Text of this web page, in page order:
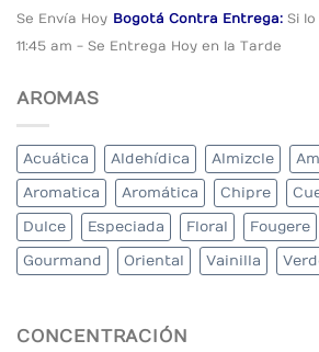
Se Envía Hoy Bogotá Contra Entrega: Si
11:45 am - Se Entrega Hoy en la Tarde
AROMAS
Acuática Aldehídica Almizcle
Aromatica Aromática Chipre
Dulce Especiada Floral Fougere
Gourmand Oriental Vainilla
CONCENTRACIÓN